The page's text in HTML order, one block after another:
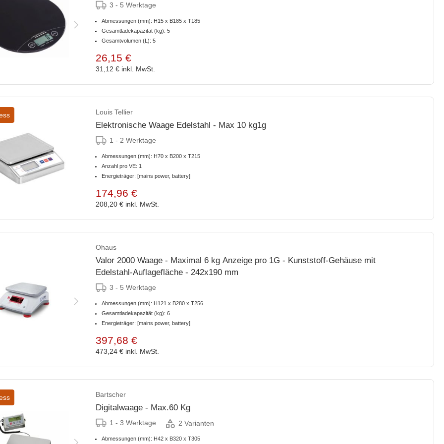
3 - 5 Werktage
Abmessungen (mm): H15 x B185 x T185
Gesamtladekapazität (kg): 5
Gesamtvolumen (L): 5
26,15 €
31,12 € inkl. MwSt.
Louis Tellier
Elektronische Waage Edelstahl - Max 10 kg1g
1 - 2 Werktage
Abmessungen (mm): H70 x B200 x T215
Anzahl pro VE: 1
Energieträger: [mains power, battery]
174,96 €
208,20 € inkl. MwSt.
Ohaus
Valor 2000 Waage - Maximal 6 kg Anzeige pro 1G - Kunststoff-Gehäuse mit
Edelstahl-Auflagefläche - 242x190 mm
3 - 5 Werktage
Abmessungen (mm): H121 x B280 x T256
Gesamtladekapazität (kg): 6
Energieträger: [mains power, battery]
397,68 €
473,24 € inkl. MwSt.
Bartscher
Digitalwaage - Max.60 Kg
1 - 3 Werktage 2 Varianten
Abmessungen (mm): H42 x B320 x T305